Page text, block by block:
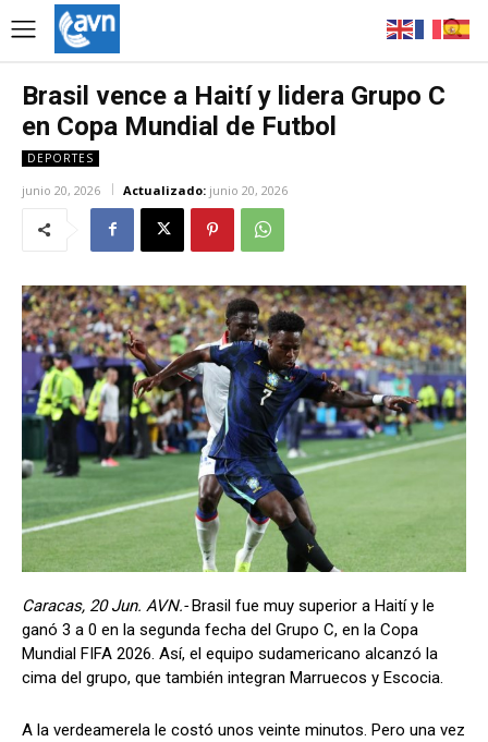
Brasil vence a Haití y lidera Grupo C
en Copa Mundial de Futbol
DEPORTES
junio 20, 2026 Actualizado: junio 20, 2026
Caracas, 20 Jun. AVN.-Brasil fue muy superior a Haití y le
ganó 3 a 0 en la segunda fecha del Grupo C, en la Copa
Mundial FIFA 2026. Así, el equipo sudamericano alcanzó la
cima del grupo, que también integran Marruecos y Escocia.
A la verdeamerela le costó unos veinte minutos. Pero una vez